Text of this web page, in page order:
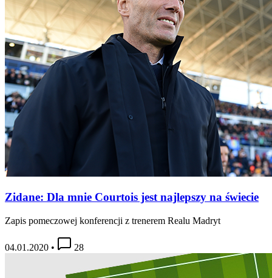
Zidane: Dla mnie Courtois jest najlepszy na świecie
Zapis pomeczowej konferencji z trenerem Realu Madryt
04.01.2020 • 28